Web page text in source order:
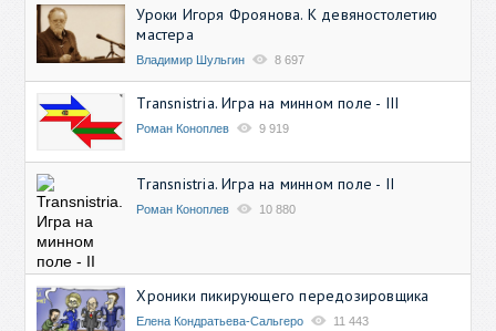
Уроки Игоря Фроянова. К девяностолетию
мастера
Владимир Шульгин 8 697
Transnistria. Игра на минном поле - III
Роман Коноплев 9 919
Transnistria. Игра на минном поле - II
Роман Коноплев 10 880
Хроники пикирующего передозировщика
Елена Кондратьева-Сальгеро 11 443